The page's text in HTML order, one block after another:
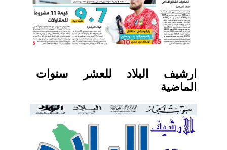
ارشيف البلاد للعشر سنوات
الماضية